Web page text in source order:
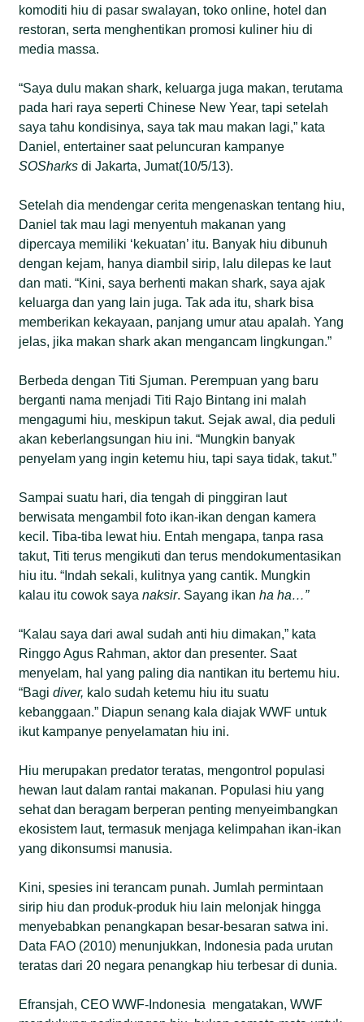
komoditi hiu di pasar swalayan, toko online, hotel dan
restoran, serta menghentikan promosi kuliner hiu di
media massa.
“Saya dulu makan shark, keluarga juga makan, terutama
pada hari raya seperti Chinese New Year, tapi setelah
saya tahu kondisinya, saya tak mau makan lagi,” kata
Daniel, entertainer saat peluncuran kampanye
SOSharks di Jakarta, Jumat(10/5/13).
Setelah dia mendengar cerita mengenaskan tentang hiu,
Daniel tak mau lagi menyentuh makanan yang
dipercaya memiliki ‘kekuatan’ itu. Banyak hiu dibunuh
dengan kejam, hanya diambil sirip, lalu dilepas ke laut
dan mati. “Kini, saya berhenti makan shark, saya ajak
keluarga dan yang lain juga. Tak ada itu, shark bisa
memberikan kekayaan, panjang umur atau apalah. Yang
jelas, jika makan shark akan mengancam lingkungan.”
Berbeda dengan Titi Sjuman. Perempuan yang baru
berganti nama menjadi Titi Rajo Bintang ini malah
mengagumi hiu, meskipun takut. Sejak awal, dia peduli
akan keberlangsungan hiu ini. “Mungkin banyak
penyelam yang ingin ketemu hiu, tapi saya tidak, takut.”
Sampai suatu hari, dia tengah di pinggiran laut
berwisata mengambil foto ikan-ikan dengan kamera
kecil. Tiba-tiba lewat hiu. Entah mengapa, tanpa rasa
takut, Titi terus mengikuti dan terus mendokumentasikan
hiu itu. “Indah sekali, kulitnya yang cantik. Mungkin
kalau itu cowok sayanaksir. Sayang ikanha ha…”
“Kalau saya dari awal sudah anti hiu dimakan,” kata
Ringgo Agus Rahman, aktor dan presenter. Saat
menyelam, hal yang paling dia nantikan itu bertemu hiu.
“Bagidiver, kalo sudah ketemu hiu itu suatu
kebanggaan.” Diapun senang kala diajak WWF untuk
ikut kampanye penyelamatan hiu ini.
Hiu merupakan predator teratas, mengontrol populasi
hewan laut dalam rantai makanan. Populasi hiu yang
sehat dan beragam berperan penting menyeimbangkan
ekosistem laut, termasuk menjaga kelimpahan ikan-ikan
yang dikonsumsi manusia.
Kini, spesies ini terancam punah. Jumlah permintaan
sirip hiu dan produk-produk hiu lain melonjak hingga
menyebabkan penangkapan besar-besaran satwa ini.
Data FAO (2010) menunjukkan, Indonesia pada urutan
teratas dari 20 negara penangkap hiu terbesar di dunia.
Efransjah, CEO WWF-Indonesia mengatakan, WWF